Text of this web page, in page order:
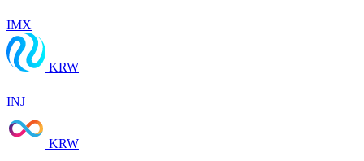
IMX
KRW
INJ
KRW